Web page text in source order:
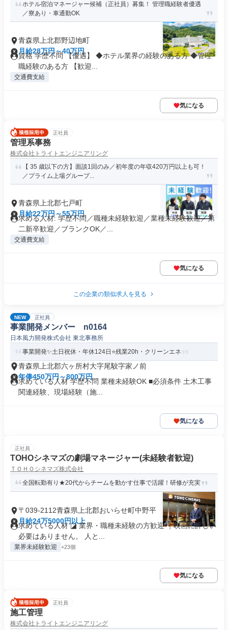
ホテル宿泊マネージャー候補（正社員）募集！ 管理職経験者優遇
／寮あり・車通勤OK
青森県上北郡野辺地町
月給28万円～40万円
資格 学歴不問 【優遇】 ◆ホテル業界の経験のある方 ◆管理
職経験のある方 【歓迎...
交通費支給
気になる
正社員
管理系事務
株式会社トライトエンジニアリング
【 35 歳以下の方】面談1回のみ／初年度の年収420万円以上も可！
／プライム上場グループ...
青森県上北郡七戸町
月給22万円～55万円
求める人材: 学歴不問／職種未経験歓迎／業種未経験歓迎／第
二新卒歓迎／ブランクOK／...
交通費支給
気になる
この企業の類似求人を見る
NEW 正社員
事業開発メンバー n0164
日本風力開発株式会社 東北事務所
事業開発✨土日祝休・年休124日⭐️残業20h・クリーンエネ
青森県上北郡六ヶ所村大字尾駮字家ノ前
年俸450万円～800万円
求めている人材 学歴不問 業種未経験OK ■必須条件 土木工事
関連経験、現場経験（施...
気になる
正社員
TOHOシネマズの劇場マネージャー(未経験者歓迎)
ＴＯＨＯシネマズ株式会社
全国転勤有り★20代からチームを動かす仕事で活躍！研修が充実
〒039-2112青森県上北郡おいらせ町中野平
月給24万5000円以上
求めている人材 ◪ 業界・職種未経験の方歓迎 ￤映画に詳しい
必要はありません。 人と...
業界未経験歓迎 +23個
気になる
正社員
施工管理
株式会社トライトエンジニアリング